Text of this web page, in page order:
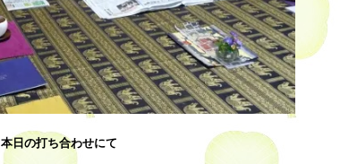
本日の打ち合わせにて